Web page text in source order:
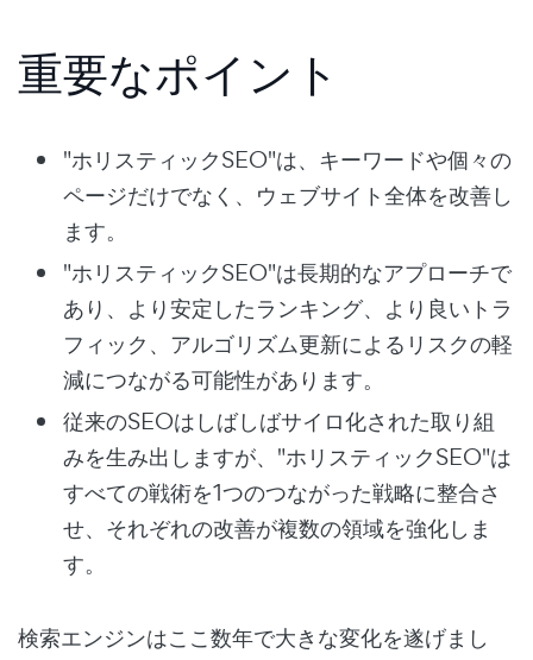
重要なポイント
"ホリスティックSEO"は、キーワードや個々の
ページだけでなく、ウェブサイト全体を改善し
ます。
"ホリスティックSEO"は長期的なアプローチで
あり、より安定したランキング、より良いトラ
フィック、アルゴリズム更新によるリスクの軽
減につながる可能性があります。
従来のSEOはしばしばサイロ化された取り組
みを生み出しますが、"ホリスティックSEO"は
すべての戦術を1つのつながった戦略に整合さ
せ、それぞれの改善が複数の領域を強化しま
す。
検索エンジンはここ数年で大きな変化を遂げまし